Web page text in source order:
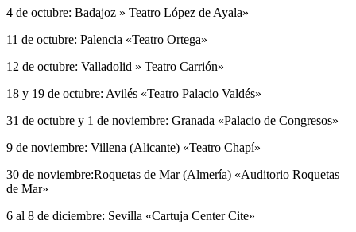
4 de octubre: Badajoz » Teatro López de Ayala»
11 de octubre: Palencia «Teatro Ortega»
12 de octubre: Valladolid » Teatro Carrión»
18 y 19 de octubre: Avilés «Teatro Palacio Valdés»
31 de octubre y 1 de noviembre: Granada «Palacio de Congresos»
9 de noviembre: Villena (Alicante) «Teatro Chapí»
30 de noviembre:Roquetas de Mar (Almería) «Auditorio Roquetas
de Mar»
6 al 8 de diciembre: Sevilla «Cartuja Center Cite»